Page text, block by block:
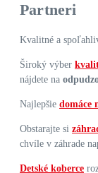
Partneri
Kvalitné a
Široký výber
nájdete na
Najlepšie domáce
Obstarajte si
chvíle v záhrade
Detské koberce